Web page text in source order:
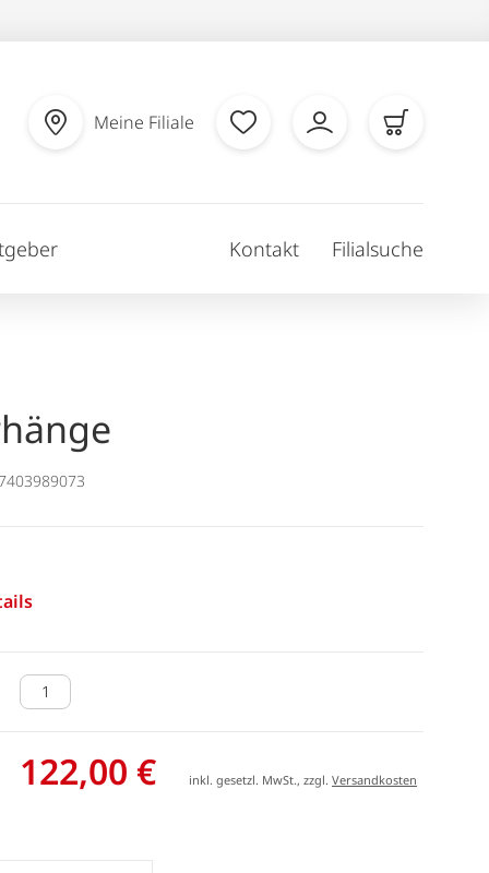
Meine Filiale
Kontakt Filialsuche
122,00 € inkl. gesetzl. MwSt., zzgl.Versandkosten